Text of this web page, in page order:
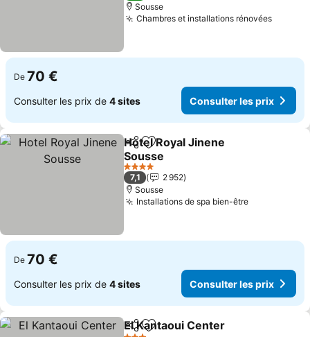
Sousse
Chambres et installations rénovées
De 70 €
Consulter les prix de 4 sites Consulter les prix
PartagerAjouter à mes favoris
Hotel Royal Jinene
Sousse
Consulter les prix
4 Étoiles
7,1
2 952
Sousse
Installations de spa bien-êtreConsulter
De 70 €
Consulter les prix de 4 sites Consulter les prix
PartagerAjouter à mes favoris
El Kantaoui Center